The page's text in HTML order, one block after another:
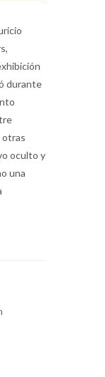
durante
otras
oculto y
una